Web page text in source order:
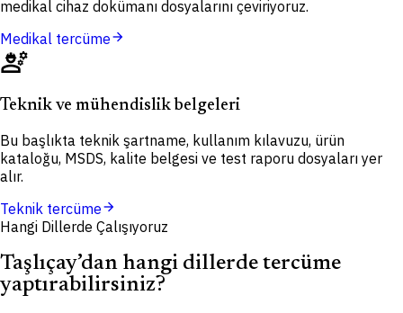
medikal cihaz dokümanı dosyalarını çeviriyoruz.
Medikal tercümearrow_forward
engineering
Teknik ve mühendislik belgeleri
Bu başlıkta teknik şartname, kullanım kılavuzu, ürün
kataloğu, MSDS, kalite belgesi ve test raporu dosyaları yer
alır.
Teknik tercümearrow_forward
Hangi Dillerde Çalışıyoruz
Taşlıçay’dan hangi dillerde tercüme
yaptırabilirsiniz?